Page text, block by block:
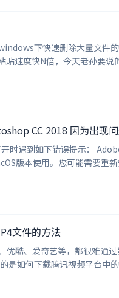
今天再给大家推荐一个款神器：Fastcopy
速度快N倍，今天老孙要说
CC 2018 因为出现
到如下错误提示： Adobe
版本使用。您可能需要重新
文件的方法
酷、爱奇艺等，都很难通